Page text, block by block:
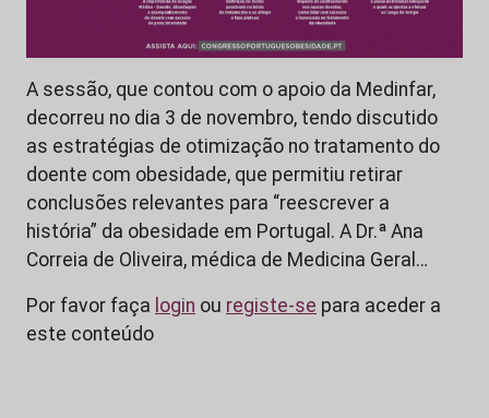
A sessão, que contou com o apoio da Medinfar,
decorreu no dia 3 de novembro, tendo discutido
as estratégias de otimização no tratamento do
doente com obesidade, que permitiu retirar
conclusões relevantes para “reescrever a
história” da obesidade em Portugal. A Dr.ª Ana
Correia de Oliveira, médica de Medicina Geral…
Por favor faça login ou registe-se para aceder a
este conteúdo